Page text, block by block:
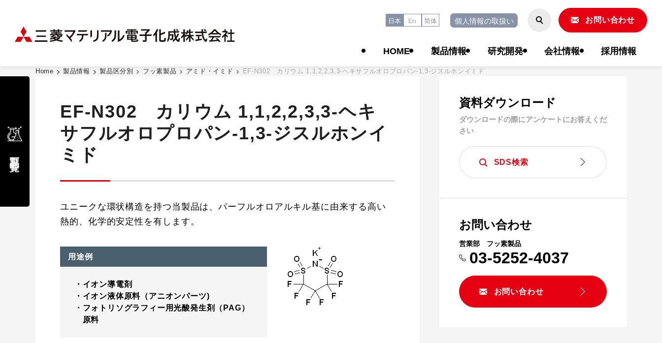
HOME 製品情報 研究開発 会社情報 採用情報
日本 En 简体 個人情報の取扱い お問い合わせ
Home 製品情報 製品区分別 フッ素製品 アミド・イミド EF-N302 カリウム 1,1,2,2,3,3-ヘキサフルオロプロパン-1,3-ジスルホンイミド
EF-N302 カリウム 1,1,2,2,3,3-ヘキ
サフルオロプロパン-1,3-ジスルホンイ
ミド
ユニークな環状構造を持つ当製品は、パーフルオロアルキル基に由来する高い
熱的、化学的安定性を有します。
用途例
イオン導電剤
イオン液体原料（アニオンパーツ)
フォトリソグラフィー用光酸発生剤（PAG）
原料
資料ダウンロード
ダウンロードの際にアンケートにお答えくだ
さい
SDS検索
お問い合わせ
営業部 フッ素製品
03-5252-4037
お問い合わせ